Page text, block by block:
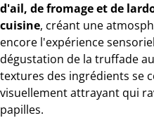
d'ail, de fromage et de
cuisine, créant une
encore l'expérience
dégustation de la truffade
textures des ingrédients se
visuellement attrayant qui
papilles.